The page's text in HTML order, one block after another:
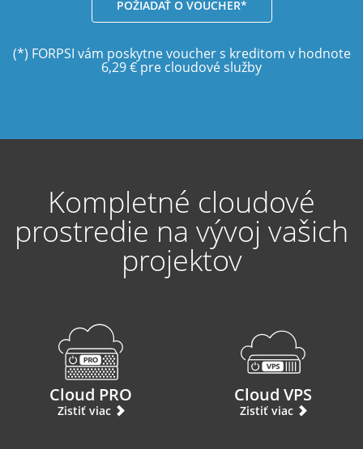
POŽIADAŤ O VOUCHER*
(*) FORPSI vám poskytne voucher s kreditom v hodnote
6,29 € pre cloudové služby
Kompletné cloudové
prostredie na vývoj vašich
projektov
Cloud PRO
Zistiť viac
Cloud VPS
Zistiť viac